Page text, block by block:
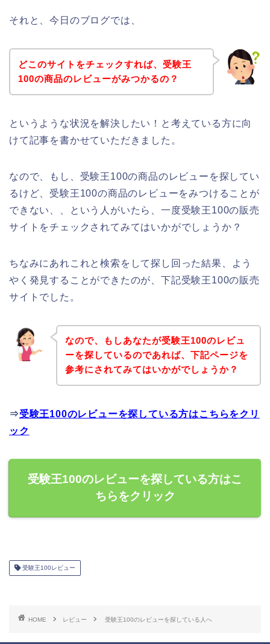
それと、今日のブログでは、
どこのサイトをチェックすれば、受験王
100の商品のレビューがみつかるの？
というような状況を解決したい！と考えている方に向
けて記事を書かせていただきました。
なので、もし、受験王100の商品のレビューを探してい
るけど、受験王100の商品のレビューをみつけることが
できない、、という人がいたら、一度受験王100の販売
サイトをチェックされてみてはいかがでしょうか？
ちなみにあれこれと検索をして探し回った結果、よう
やく発見することができたのが、下記受験王100の販売
サイトでした。
なので、もしあなたが受験王100のレビュ
ーを探しているのであれば、下記ページを
参考にされてみてはいかがでしょうか？
⇒受験王100のレビューを探している方はこちらをクリ
ック
受験王100のレビューを探している方はこ
ちらをクリック
受験王100レビュー
HOME レビュー 受験王100のレビューを探している人へ